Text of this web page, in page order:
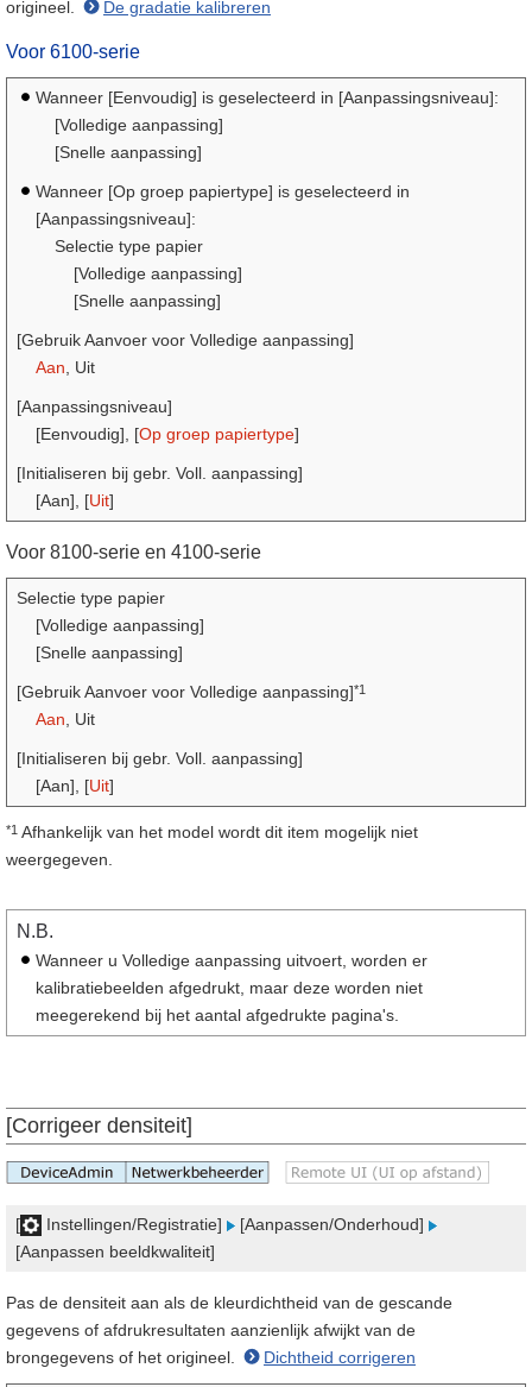
origineel.
De gradatie kalibreren
Voor 6100-serie
Wanneer [Eenvoudig] is geselecteerd in [Aanpassingsniveau]:
[Volledige aanpassing]
[Snelle aanpassing]
Wanneer [Op groep papiertype] is geselecteerd in
[Aanpassingsniveau]:
Selectie type papier
[Volledige aanpassing]
[Snelle aanpassing]
[Gebruik Aanvoer voor Volledige aanpassing]
Aan , Uit
[Aanpassingsniveau]
[Eenvoudig], [Op groep papiertype]
[Initialiseren bij gebr. Voll. aanpassing]
[Aan], [Uit]
Voor 8100-serie en 4100-serie
Selectie type papier
[Volledige aanpassing]
[Snelle aanpassing]
[Gebruik Aanvoer voor Volledige aanpassing]*1
Aan , Uit
[Initialiseren bij gebr. Voll. aanpassing]
[Aan], [Uit]
*1 Afhankelijk van het model wordt dit item mogelijk niet
weergegeven.
N.B.
Wanneer u Volledige aanpassing uitvoert, worden er
kalibratiebeelden afgedrukt, maar deze worden niet
meegerekend bij het aantal afgedrukte pagina's.
[Corrigeer densiteit]
[ Instellingen/Registratie]
[Aanpassen/Onderhoud]
[Aanpassen beeldkwaliteit]
Pas de densiteit aan als de kleurdichtheid van de gescande
gegevens of afdrukresultaten aanzienlijk afwijkt van de
brongegevens of het origineel.
Dichtheid corrigeren